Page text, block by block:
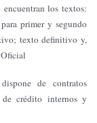
los textos:
primer y segundo
texto definitivo y,
de contratos
crédito internos y